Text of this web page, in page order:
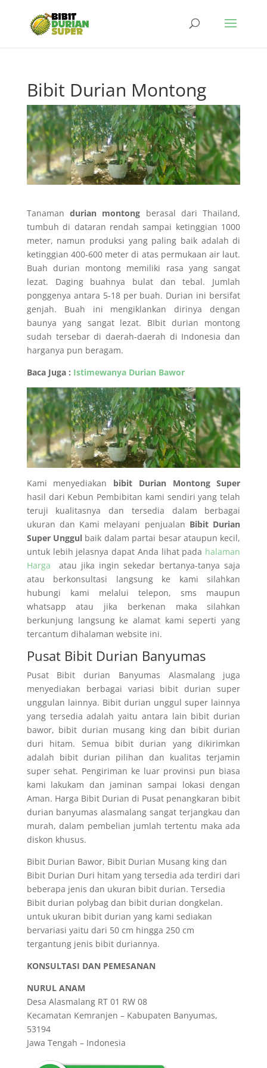
Bibit Durian Montong
Tanamandurian montong berasal dari Thailand,
tumbuh di dataran rendah sampai ketinggian 1000
meter, namun produksi yang paling baik adalah di
ketinggian 400-600 meter di atas permukaan air laut.
Buah durian montong memiliki rasa yang sangat
lezat. Daging buahnya bulat dan tebal. Jumlah
ponggenya antara 5-18 per buah. Durian ini bersifat
genjah. Buah ini mengiklankan dirinya dengan
baunya yang sangat lezat. BIbit durian montong
sudah tersebar di daerah-daerah di Indonesia dan
harganya pun beragam.
Baca Juga : Istimewanya Durian Bawor
Kami menyediakan bibit Durian Montong Super
hasil dari Kebun Pembibitan kami sendiri yang telah
teruji kualitasnya dan tersedia dalam berbagai
ukuran dan Kami melayani penjualan Bibit Durian
Super Unggul baik dalam partai besar ataupun kecil,
untuk lebih jelasnya dapat Anda lihat pada halaman
Harga atau jika ingin sekedar bertanya-tanya saja
atau berkonsultasi langsung ke kami silahkan
hubungi kami melalui telepon, sms maupun
whatsapp atau jika berkenan maka silahkan
berkunjung langsung ke alamat kami seperti yang
tercantum dihalaman website ini.
Pusat Bibit Durian Banyumas
Pusat Bibit durian Banyumas Alasmalang juga
menyediakan berbagai variasi bibit durian super
unggulan lainnya. Bibit durian unggul super lainnya
yang tersedia adalah yaitu antara lain bibit durian
bawor, bibit durian musang king dan bibit durian
duri hitam. Semua bibit durian yang dikirimkan
adalah bibit durian pilihan dan kualitas terjamin
super sehat. Pengiriman ke luar provinsi pun biasa
kami lakukam dan jaminan sampai lokasi dengan
Aman. Harga Bibit Durian di Pusat penangkaran bibit
durian banyumas alasmalang sangat terjangkau dan
murah, dalam pembelian jumlah tertentu maka ada
diskon khusus.
Bibit Durian Bawor, Bibit Durian Musang king dan
Bibit Durian Duri hitam yang tersedia ada terdiri dari
beberapa jenis dan ukuran bibit durian. Tersedia
Bibit durian polybag dan bibit durian dongkelan.
untuk ukuran bibit durian yang kami sediakan
bervariasi yaitu dari 50 cm hingga 250 cm
tergantung jenis bibit duriannya.
KONSULTASI DAN PEMESANAN
NURUL ANAM
Desa Alasmalang RT 01 RW 08
Kecamatan Kemranjen – Kabupaten Banyumas,
53194
Jawa Tengah – Indonesia